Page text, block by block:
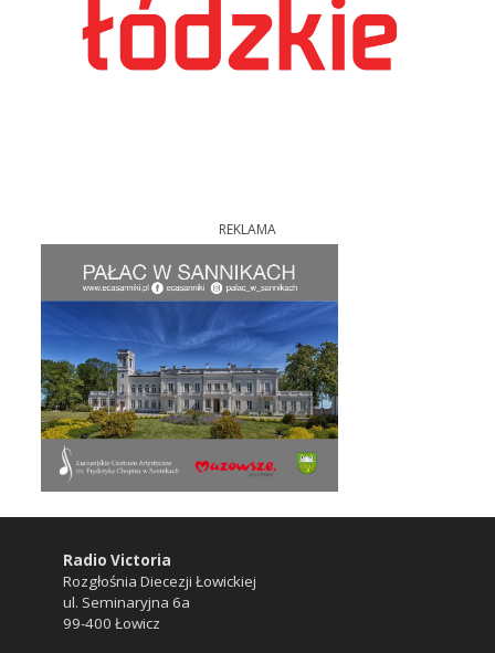
REKLAMA
Radio Victoria
Rozgłośnia Diecezji Łowickiej
ul. Seminaryjna 6a
99-400 Łowicz